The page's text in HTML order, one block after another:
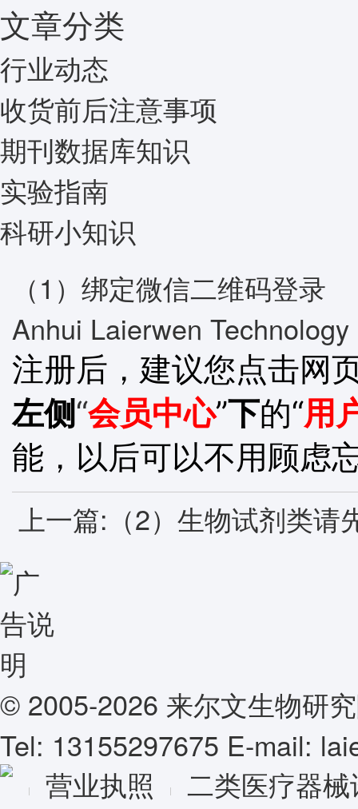
文章分类
行业动态
收货前后注意事项
期刊数据库知识
实验指南
科研小知识
（1）绑定微信二维码登录
Anhui Laierwen
注册后，建议您点击网
左侧“会员中心”下的“用
能，以后可以不用顾虑
上一篇: （2）生物试剂类
© 2005-2026 来尔文生物研
Tel: 13155297675 E-mail:
营业执照
二类医疗器